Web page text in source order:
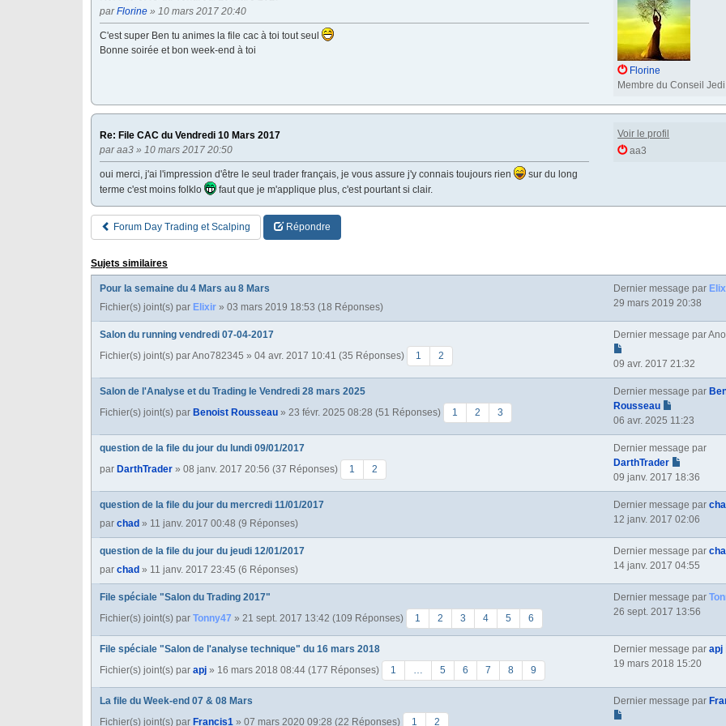
parFlorine » 10 mars 2017 20:40
C'est super Ben tu animes la file cac à toi tout seul
Bonne soirée et bon week-end à toi
Florine
Membre du Conseil Jedi
Re: File CAC du Vendredi 10 Mars 2017
paraa3 » 10 mars 2017 20:50
oui merci, j'ai l'impression d'être le seul trader français, je vous assure j'y connais toujours rien
sur du long
terme c'est moins folklo
faut que je m'applique plus, c'est pourtant si clair.
Voir le profil
aa3
Forum Day Trading et Scalping Répondre
Sujets similaires
Pour la semaine du 4 Mars au 8 Mars
Fichier(s) joint(s) par Elixir » 03 mars 2019 18:53 (18 Réponses)
Dernier message par
29 mars 2019 20:38
Salon du running vendredi 07-04-2017
Fichier(s) joint(s) parAno782345 » 04 avr. 2017 10:41 (35 Réponses) 1 2
Dernier message par
09 avr. 2017 21:32
Salon de l'Analyse et du Trading le Vendredi 28 mars 2025
Fichier(s) joint(s) par Benoist Rousseau » 23 févr. 2025 08:28 (51 Réponses) 1 2 3
Dernier message par
Rousseau
06 avr. 2025 11:23
question de la file du jour du lundi 09/01/2017
par DarthTrader » 08 janv. 2017 20:56 (37 Réponses) 1 2
Dernier message par
DarthTrader
09 janv. 2017 18:36
question de la file du jour du mercredi 11/01/2017
par chad » 11 janv. 2017 00:48 (9 Réponses)
Dernier message par
12 janv. 2017 02:06
question de la file du jour du jeudi 12/01/2017
par chad » 11 janv. 2017 23:45 (6 Réponses)
Dernier message par
14 janv. 2017 04:55
File spéciale "Salon du Trading 2017"
Fichier(s) joint(s) par Tonny47 » 21 sept. 2017 13:42 (109 Réponses) 1 2 3 4 5 6
Dernier message par
26 sept. 2017 13:56
File spéciale "Salon de l'analyse technique" du 16 mars 2018
Fichier(s) joint(s) par apj » 16 mars 2018 08:44 (177 Réponses) 1 … 5 6 7 8 9
Dernier message parapj
19 mars 2018 15:20
La file du Week-end 07 & 08 Mars
Fichier(s) joint(s) par Francis1 » 07 mars 2020 09:28 (22 Réponses) 1 2
Dernier message par